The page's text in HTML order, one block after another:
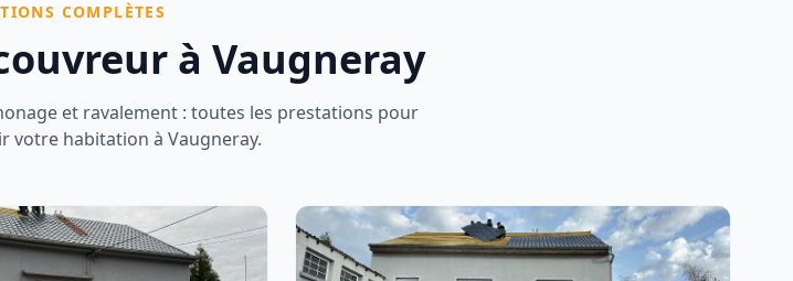
COMPLÈTES
à Vaugneray
et ravalement : toutes les prestations pour
votre habitation à Vaugneray.